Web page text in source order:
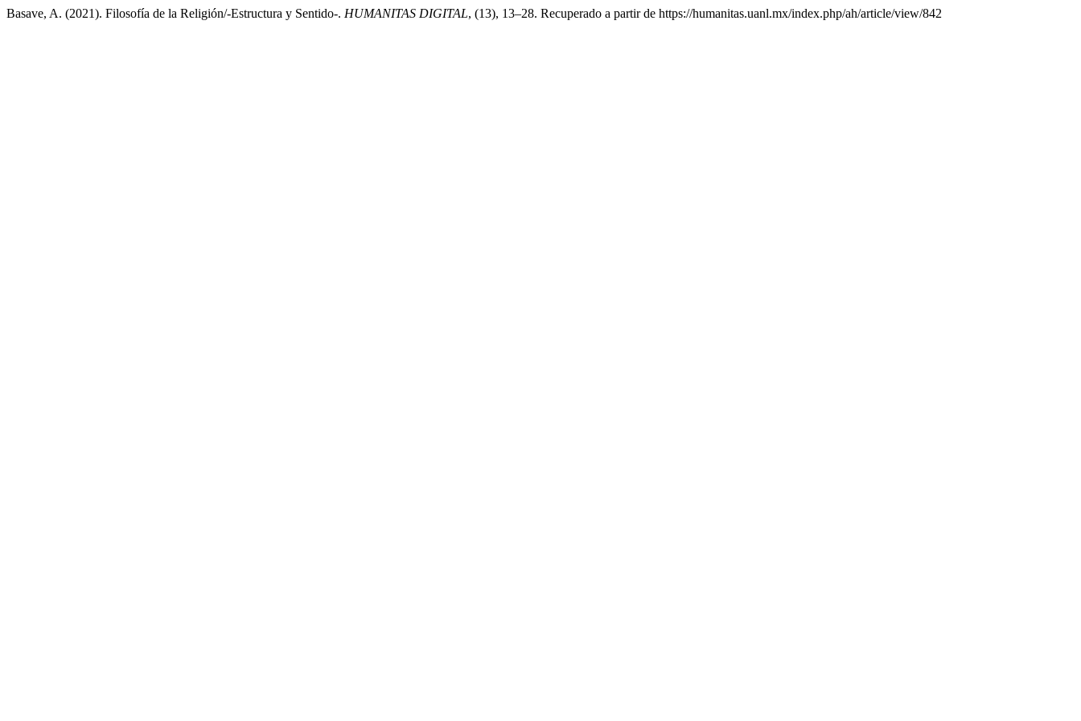
Basave, A. (2021). Filosofía de la Religión/-Estructura y Sentido-. HUMANITAS DIGITAL, (13), 13–28. Recuperado a partir de https://humanitas.uanl.mx/index.php/ah/article/view/842